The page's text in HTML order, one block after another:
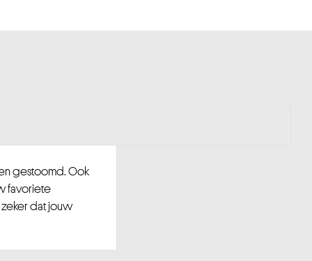
gestoomd. Ook
favoriete
dat jouw